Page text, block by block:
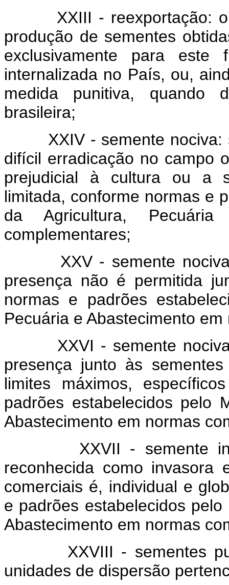
XXIII - reexportação:
produção de sementes
exclusivamente para este
internalizada no País, ou,
medida punitiva, quando
brasileira;
XXIV - semente nociva:
difícil erradicação no campo
prejudicial à cultura ou a
limitada, conforme normas e
da Agricultura,
complementares;
XXV - semente nociva
presença não é permitida
normas e padrões
Pecuária e Abastecimento
XXVI - semente nociva
presença junto às
limites máximos,
padrões estabelecidos pelo
Abastecimento em normas
XXVII - semente
reconhecida como invasora
comerciais é, individual e
e padrões estabelecidos
Abastecimento em normas
XXVIII - sementes
unidades de dispersão